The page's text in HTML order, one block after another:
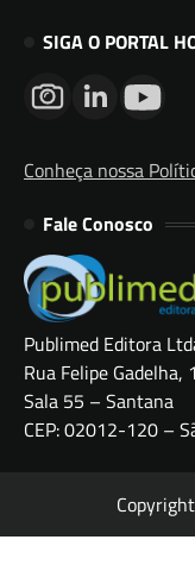
SIGA O PORTAL
Conheça nossa
Fale Conosco
Publimed Editora
Rua Felipe Gadelha,
Sala 55 – Santana
CEP: 02012-120 –